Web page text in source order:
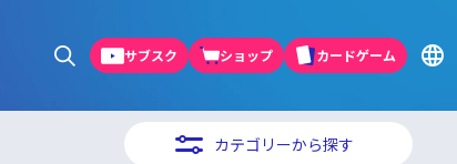
サブスク ショップ カードゲーム
カテゴリーから探す